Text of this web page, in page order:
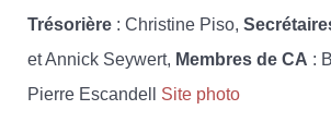
Trésorière : Christine Piso,
et Annick Seywert, Membres de CA :
Pierre Escandell Site photo